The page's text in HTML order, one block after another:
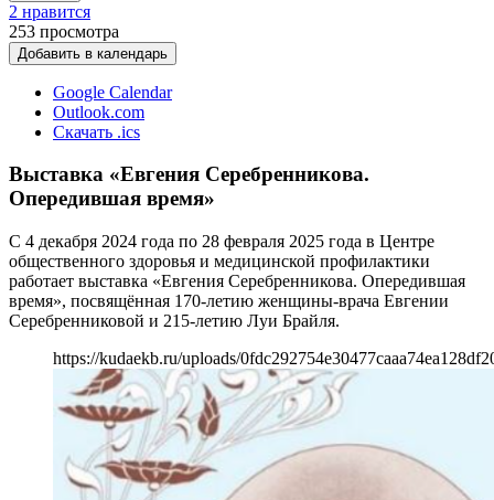
2 нравится
253 просмотра
Добавить в календарь
Google Calendar
Outlook.com
Скачать .ics
Выставка «Евгения Серебренникова.
Опередившая время»
С 4 декабря 2024 года по 28 февраля 2025 года в Центре
общественного здоровья и медицинской профилактики
работает выставка «Евгения Серебренникова. Опередившая
время», посвящённая 170-летию женщины-врача Евгении
Серебренниковой и 215-летию Луи Брайля.
https://kudaekb.ru/uploads/